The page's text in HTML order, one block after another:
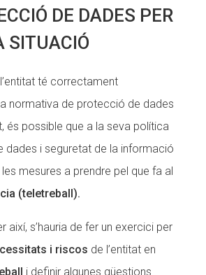
DE DADES PER
SITUACIÓ
l’entitat té correctament
normativa de protecció de dades
és possible que a la seva política
dades i seguretat de la informació
les mesures a prendre pel que fa al
(teletreball).
així, s’hauria de fer un exercici per
i riscos de l’entitat en
i definir algunes qüestions